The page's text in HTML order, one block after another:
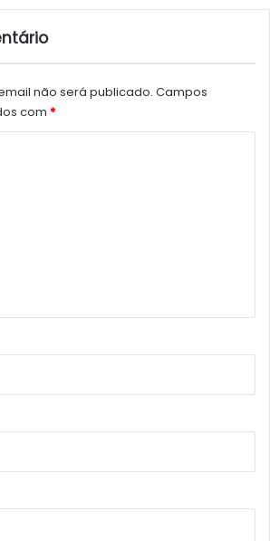
não será publicado. Campos
com *